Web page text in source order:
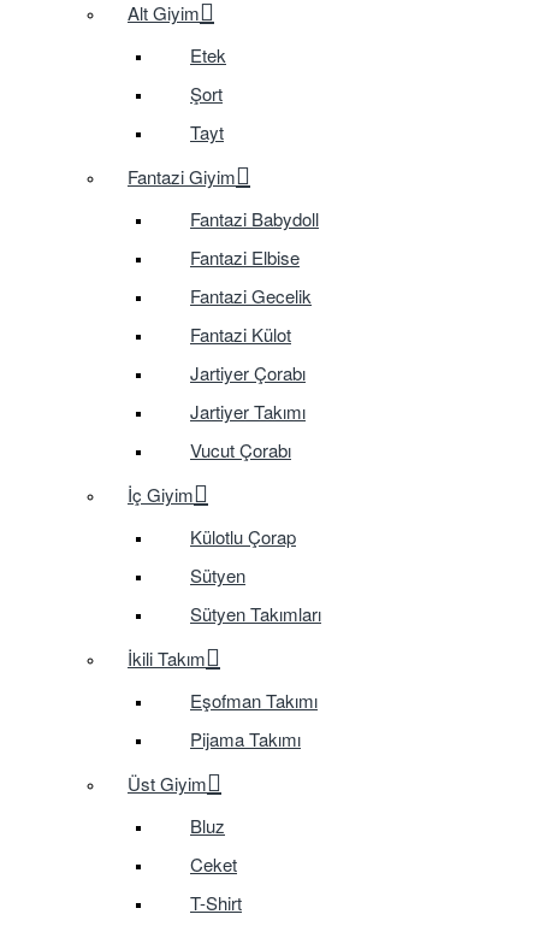
Alt Giyim
Etek
Şort
Tayt
Fantazi Giyim
Fantazi Babydoll
Fantazi Elbise
Fantazi Gecelik
Fantazi Külot
Jartiyer Çorabı
Jartiyer Takımı
Vucut Çorabı
İç Giyim
Külotlu Çorap
Sütyen
Sütyen Takımları
İkili Takım
Eşofman Takımı
Pijama Takımı
Üst Giyim
Bluz
Ceket
T-Shirt